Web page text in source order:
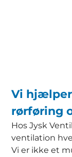
Vi
rørføring
Hos Jysk
ventilation
Vi er ikke et